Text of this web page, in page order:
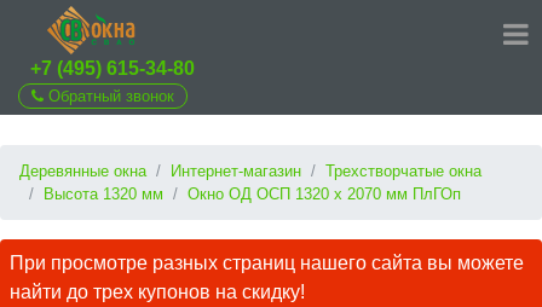
+7 (495) 615-34-80
Обратный звонок
Деревянные окна Интернет-магазин
Трехстворчатые окна
Высота 1320 мм
Окно ОД ОСП 1320 х 2070 мм ПлГОп
При просмотре разных страниц нашего сайта вы можете
найти до трех купонов на скидку!